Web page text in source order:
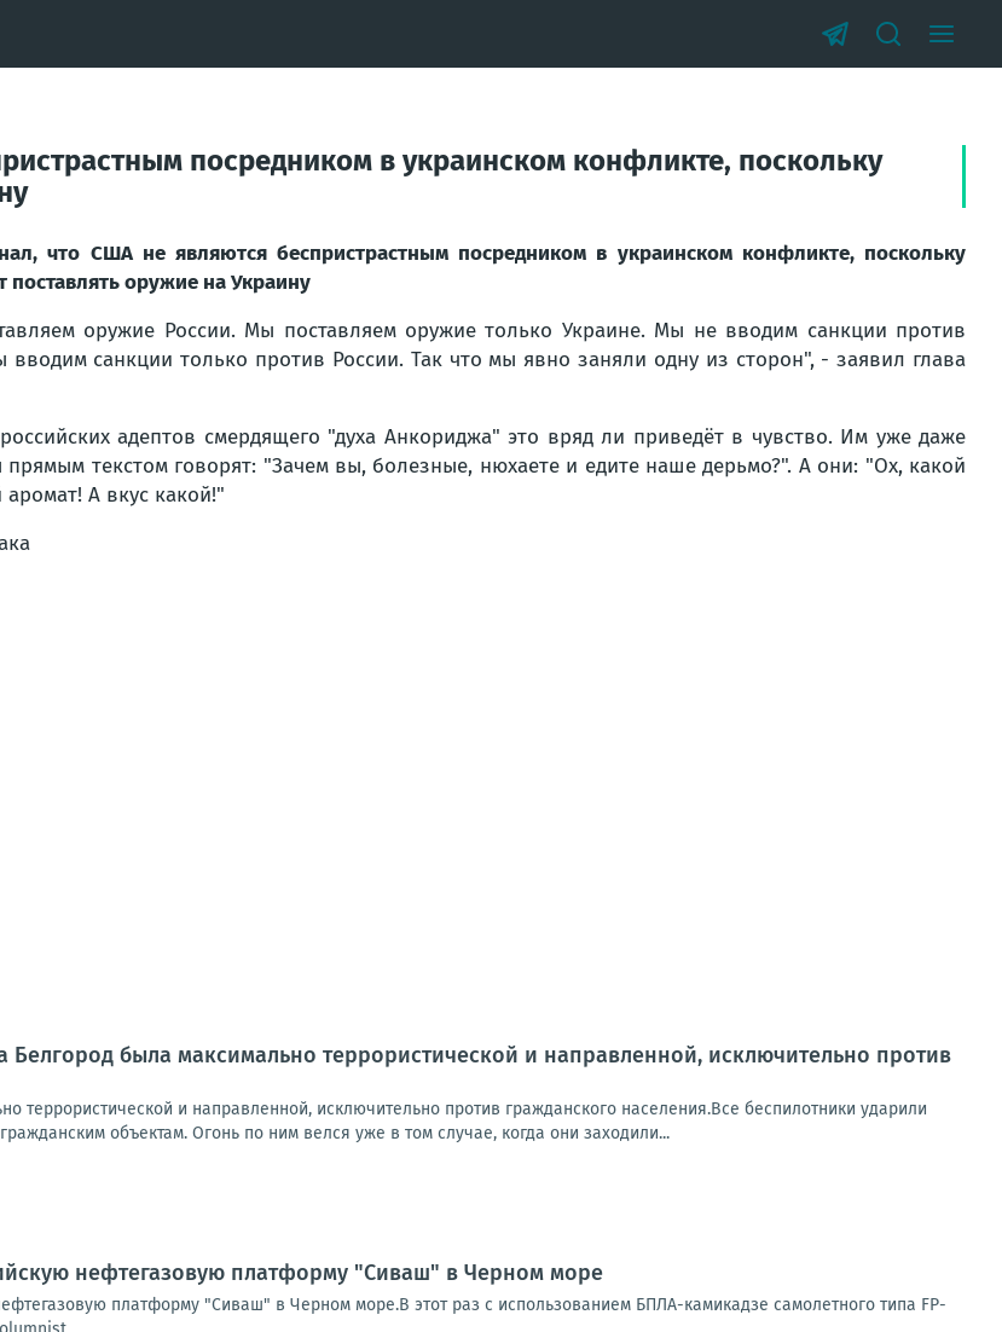
посредником в украинском конфликте, поскольку
что США не являются беспристрастным посредником в украинском конфликте, поскольку
оружие на Украину
оружие России. Мы поставляем оружие только Украине. Мы не вводим санкции против
санкции только против России. Так что мы явно заняли одну из сторон", - заявил глава
адептов смердящего "духа Анкориджа" это вряд ли приведёт в чувство. Им уже даже
текстом говорят: "Зачем вы, болезные, нюхаете и едите наше дерьмо?". А они: "Ох, какой
А вкус какой!"
Белгород была максимально террористической и направленной, исключительно против
террористической и направленной, исключительно против гражданского населения.Все беспилотники ударили
объектам. Огонь по ним велся уже в том случае, когда они заходили...
нефтегазовую платформу "Сиваш" в Черном море
платформу "Сиваш" в Черном море.В этот раз с использованием БПЛА-камикадзе самолетного типа FP-